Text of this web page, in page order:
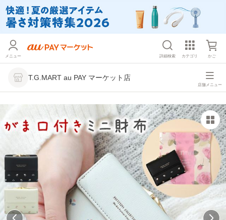
メニュー 詳細検索 カテゴリ かご
T.G.MART au PAY マーケット店
店舗メニュー